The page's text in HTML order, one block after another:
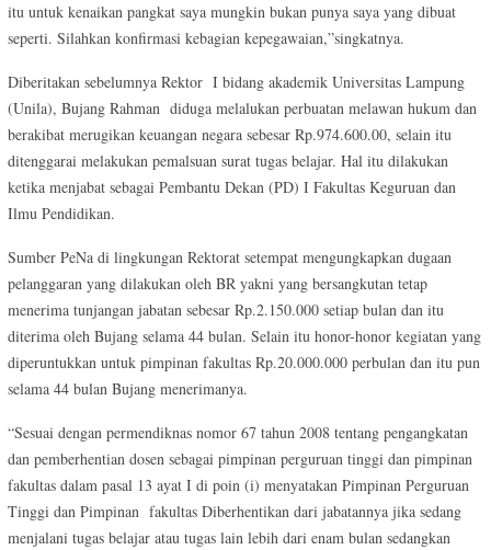
itu untuk kenaikan pangkat saya mungkin bukan punya saya yang dibuat
seperti. Silahkan konfirmasi kebagian kepegawaian,”singkatnya.
Diberitakan sebelumnya Rektor I bidang akademik Universitas Lampung
(Unila), Bujang Rahman diduga melalukan perbuatan melawan hukum dan
berakibat merugikan keuangan negara sebesar Rp.974.600.00, selain itu
ditenggarai melakukan pemalsuan surat tugas belajar. Hal itu dilakukan
ketika menjabat sebagai Pembantu Dekan (PD) I Fakultas Keguruan dan
Ilmu Pendidikan.
Sumber PeNa di lingkungan Rektorat setempat mengungkapkan dugaan
pelanggaran yang dilakukan oleh BR yakni yang bersangkutan tetap
menerima tunjangan jabatan sebesar Rp.2.150.000 setiap bulan dan itu
diterima oleh Bujang selama 44 bulan. Selain itu honor-honor kegiatan yang
diperuntukkan untuk pimpinan fakultas Rp.20.000.000 perbulan dan itu pun
selama 44 bulan Bujang menerimanya.
“Sesuai dengan permendiknas nomor 67 tahun 2008 tentang pengangkatan
dan pemberhentian dosen sebagai pimpinan perguruan tinggi dan pimpinan
fakultas dalam pasal 13 ayat I di poin (i) menyatakan Pimpinan Perguruan
Tinggi dan Pimpinan fakultas Diberhentikan dari jabatannya jika sedang
menjalani tugas belajar atau tugas lain lebih dari enam bulan sedangkan